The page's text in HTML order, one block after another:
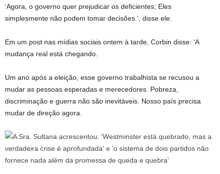
‘Agora, o governo quer prejudicar os deficientes; Eles
simplesmente não podem tomar decisões ‘, disse ele.
Em um post nas mídias sociais ontem à tarde, Corbin disse: ‘A
mudança real está chegando.
Um ano após a eleição, esse governo trabalhista se recusou a
mudar as pessoas esperadas e merecedores. Pobreza,
discriminação e guerra não são inevitáveis. Nosso país precisa
mudar de direção agora.